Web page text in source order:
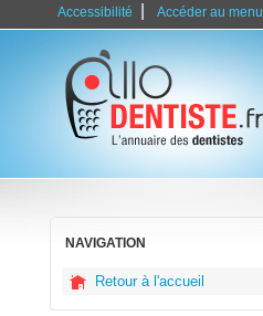
Accessibilité Accéder au menu
NAVIGATION
Retour à l'accueil